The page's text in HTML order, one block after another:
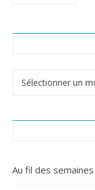
Au fil des semaines